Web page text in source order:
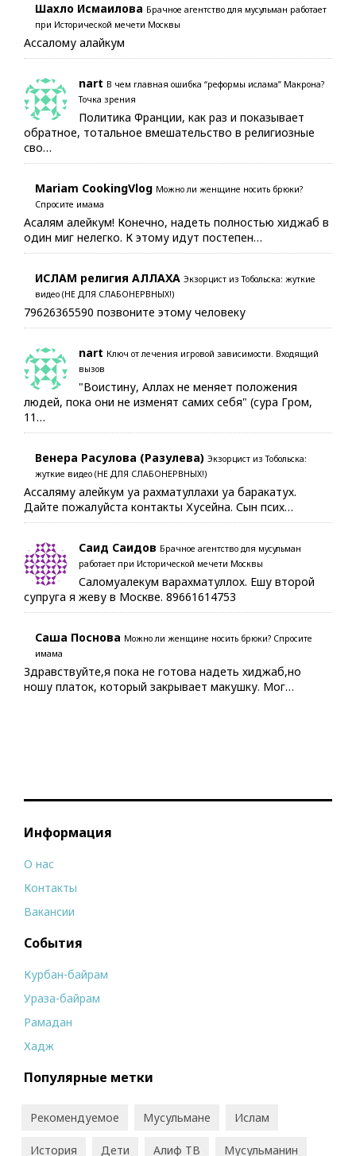
Шахло Исмаилова Брачное агентство для мусульман работает
при Исторической мечети Москвы
Ассалому алайкум
nart В чем главная ошибка “реформы ислама” Макрона?
Точка зрения
Политика Франции, как раз и показывает
обратное, тотальное вмешательство в религиозные
сво…
Mariam CookingVlog Можно ли женщине носить брюки?
Спросите имама
Асалям алейкум! Конечно, надеть полностью хиджаб в
один миг нелегко. К этому идут постепен…
ИСЛАМ религия АЛЛАХА Экзорцист из Тобольска: жуткие
видео (НЕ ДЛЯ СЛАБОНЕРВНЫХ!)
79626365590 позвоните этому человеку
nart Ключ от лечения игровой зависимости. Входящий
вызов
"Воистину, Аллах не меняет положения
людей, пока они не изменят самих себя" (сура Гром,
11…
Венера Расулова (Разулева) Экзорцист из Тобольска:
жуткие видео (НЕ ДЛЯ СЛАБОНЕРВНЫХ!)
Ассаляму алейкум уа рахматуллахи уа баракатух.
Дайте пожалуйста контакты Хусейна. Сын псих…
Саид Саидов Брачное агентство для мусульман
работает при Исторической мечети Москвы
Саломуалекум варахматуллох. Ешу второй
супруга я жеву в Москве. 89661614753
Саша Поснова Можно ли женщине носить брюки? Спросите
имама
Здравствуйте,я пока не готова надеть хиджаб,но
ношу платок, который закрывает макушку. Мог…
Информация
О нас
Контакты
Вакансии
События
Курбан-байрам
Ураза-байрам
Рамадан
Хадж
Популярные метки
Рекомендуемое Мусульмане Ислам
История Дети Алиф ТВ Мусульманин